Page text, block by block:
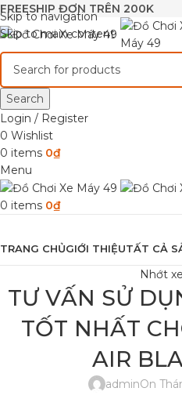
Skip to navigation
Skip to main content
FREESHIP ĐƠN TRÊN 200K
Search
Login / Register
0 Wishlist
0 items 0₫
Menu
0 items 0₫
TRANG CHỦGIỚI THIỆUTẤT CẢ
Nhớt
TƯ VẤN SỬ
TỐT NHẤT
AIR
adminOn